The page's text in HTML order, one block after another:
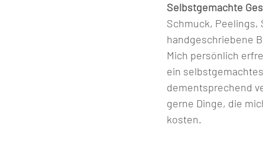
Schmuck, Peelings,
Mich persönlich
ein
dementsprechend
gerne Dinge, die
kosten.